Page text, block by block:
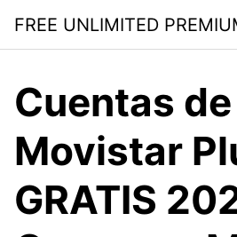
contenido
FREE UNLIMITED
Cuentas de
Movistar
GRATIS